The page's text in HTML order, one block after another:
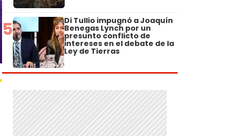
5 Di Tullio impugnó a Joaquín
Benegas Lynch por un
presunto conflicto de
intereses en el debate de la
Ley de Tierras